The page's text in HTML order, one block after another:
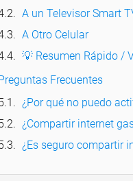
A un Televisor Smart
A Otro Celular
💡 Resumen Rápido /
Preguntas Frecuentes
¿Por qué no puedo
¿Compartir internet
¿Es seguro compartir